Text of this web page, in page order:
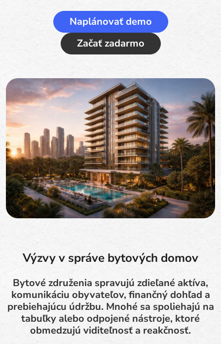
Naplánovať demo
Začať zadarmo
Výzvy v správe bytových domov
Bytové združenia spravujú zdieľané aktíva,
komunikáciu obyvateľov, finančný dohľad a
prebiehajúcu údržbu. Mnohé sa spoliehajú na
tabuľky alebo odpojené nástroje, ktoré
obmedzujú viditeľnosť a reakčnosť.